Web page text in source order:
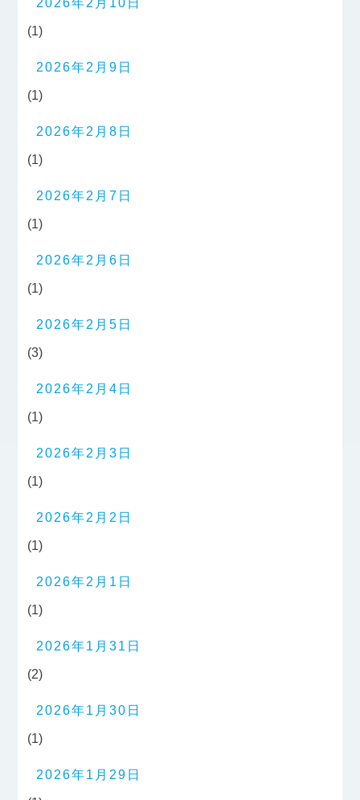
2026年2月10日
(1)
2026年2月9日
(1)
2026年2月8日
(1)
2026年2月7日
(1)
2026年2月6日
(1)
2026年2月5日
(3)
2026年2月4日
(1)
2026年2月3日
(1)
2026年2月2日
(1)
2026年2月1日
(1)
2026年1月31日
(2)
2026年1月30日
(1)
2026年1月29日